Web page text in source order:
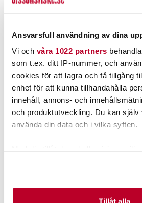
Ansvarsfull användning av dina
Vi och våra 1022 partners
som t.ex. ditt IP-nummer, och
cookies för att lagra och få tillgång
enhet för att kunna tillhandahålla
innehåll, annons- och
och produktutveckling. Du kan
använda din data och i vilka syften.
Identifiera din enhet genom att
specifika känneteckenTillåt alla